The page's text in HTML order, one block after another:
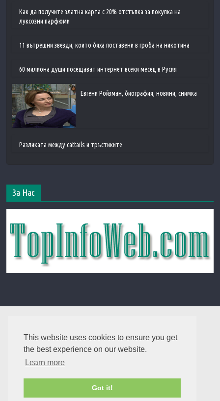
This website uses cookies to ensure you get
the best experience on our website.
Learn more
Got it!
Как да получите златна карта с 20% отстъпка за покупка на
луксозни парфюми
11 вътрешни звезди, които бяха поставени в гроба на никотина
60 милиона души посещават интернет всеки месец в Русия
Евгени Ройзман, биография, новини, снимка
Разликата между cattails и тръстиките
За Нас